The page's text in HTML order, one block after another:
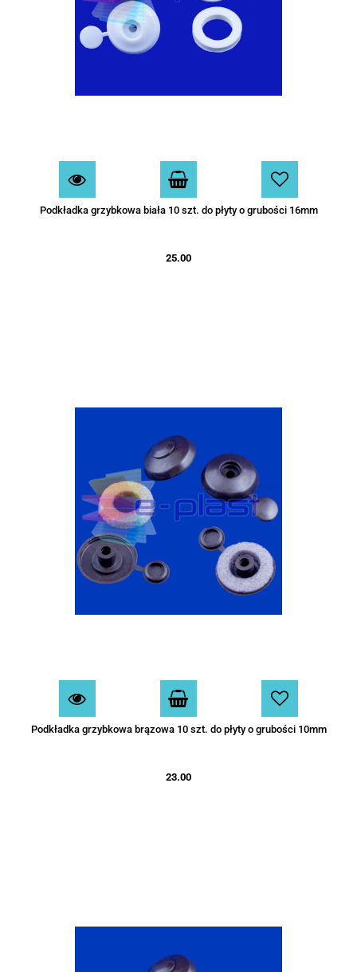
Podkładka grzybkowa biała 10 szt. do płyty o grubości 16mm
25.00
Podkładka grzybkowa brązowa 10 szt. do płyty o grubości 10mm
23.00